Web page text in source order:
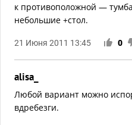
к противоположной —
небольшие +стол.
21 Июня 2011 13:45 0
alisa_
Любой вариант можно
вдребезги.